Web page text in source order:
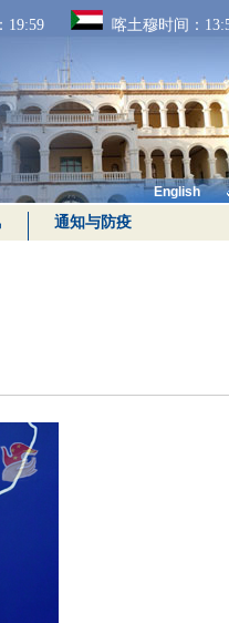
19:59 喀土穆时间：
English
通知与防疫